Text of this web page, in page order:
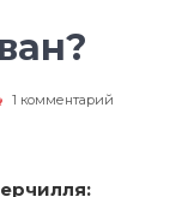
1 комментарий